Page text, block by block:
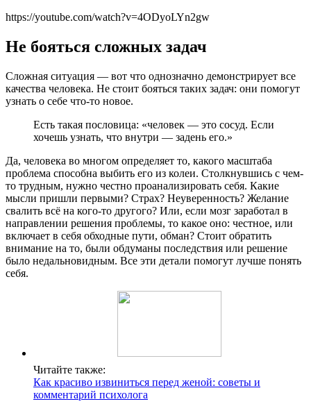
https://youtube.com/watch?v=4ODyoLYn2gw
Не бояться сложных задач
Сложная ситуация — вот что однозначно демонстрирует все
качества человека. Не стоит бояться таких задач: они помогут
узнать о себе что-то новое.
Есть такая пословица: «человек — это сосуд. Если
хочешь узнать, что внутри — задень его.»
Да, человека во многом определяет то, какого масштаба
проблема способна выбить его из колеи. Столкнувшись с чем-
то трудным, нужно честно проанализировать себя. Какие
мысли пришли первыми? Страх? Неуверенность? Желание
свалить всё на кого-то другого? Или, если мозг заработал в
направлении решения проблемы, то какое оно: честное, или
включает в себя обходные пути, обман? Стоит обратить
внимание на то, были обдуманы последствия или решение
было недальновидным. Все эти детали помогут лучше понять
себя.
Читайте также:
Как красиво извиниться перед женой: советы и
комментарий психолога